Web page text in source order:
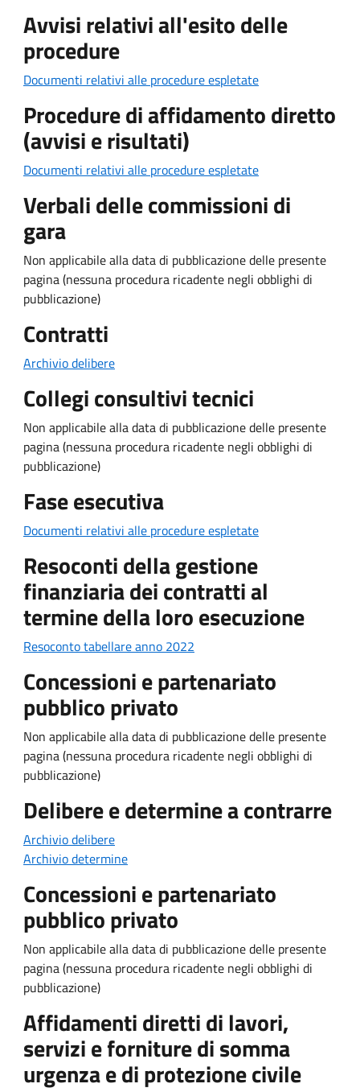
Avvisi relativi all'esito delle
procedure
Documenti relativi alle procedure espletate
Procedure di affidamento diretto
(avvisi e risultati)
Documenti relativi alle procedure espletate
Verbali delle commissioni di
gara
Non applicabile alla data di pubblicazione delle presente
pagina (nessuna procedura ricadente negli obblighi di
pubblicazione)
Contratti
Archivio delibere
Collegi consultivi tecnici
Non applicabile alla data di pubblicazione delle presente
pagina (nessuna procedura ricadente negli obblighi di
pubblicazione)
Fase esecutiva
Documenti relativi alle procedure espletate
Resoconti della gestione
finanziaria dei contratti al
termine della loro esecuzione
Resoconto tabellare anno 2022
Concessioni e partenariato
pubblico privato
Non applicabile alla data di pubblicazione delle presente
pagina (nessuna procedura ricadente negli obblighi di
pubblicazione)
Delibere e determine a contrarre
Archivio delibere
Archivio determine
Concessioni e partenariato
pubblico privato
Non applicabile alla data di pubblicazione delle presente
pagina (nessuna procedura ricadente negli obblighi di
pubblicazione)
Affidamenti diretti di lavori,
servizi e forniture di somma
urgenza e di protezione civile